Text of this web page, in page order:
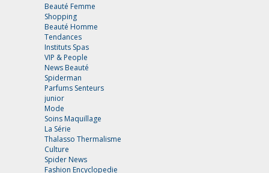
Beauté Femme
Shopping
Beauté Homme
Tendances
Instituts Spas
VIP & People
News Beauté
Spiderman
Parfums Senteurs
junior
Mode
Soins Maquillage
La Série
Thalasso Thermalisme
Culture
Spider News
Fashion Encyclopedie